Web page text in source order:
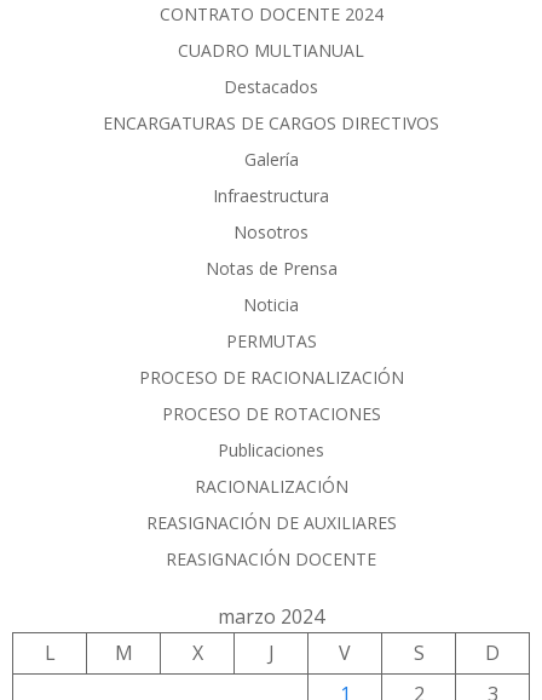
CONTRATO DOCENTE 2024
CUADRO MULTIANUAL
Destacados
ENCARGATURAS DE CARGOS DIRECTIVOS
Galería
Infraestructura
Nosotros
Notas de Prensa
Noticia
PERMUTAS
PROCESO DE RACIONALIZACIÓN
PROCESO DE ROTACIONES
Publicaciones
RACIONALIZACIÓN
REASIGNACIÓN DE AUXILIARES
REASIGNACIÓN DOCENTE
marzo 2024
L
M X J V S
D
1
2 3